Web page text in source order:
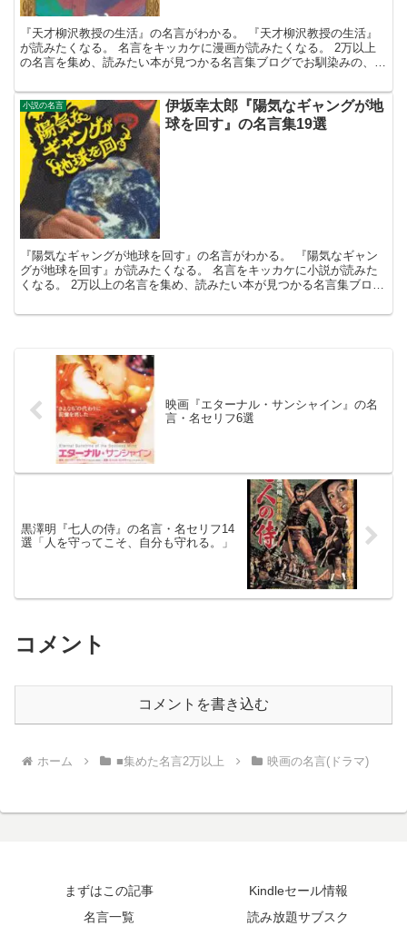
『天才柳沢教授の生活』の名言がわかる。 『天才柳沢教授の生活』
が読みたくなる。 名言をキッカケに漫画が読みたくなる。 2万以上
の名言を集め、読みたい本が見つかる名言集ブログでお馴染みの、名
小説の名言
伊坂幸太郎『陽気なギャングが地
球を回す』の名言集19選
『陽気なギャングが地球を回す』の名言がわかる。 『陽気なギャン
グが地球を回す』が読みたくなる。 名言をキッカケに小説が読みた
くなる。 2万以上の名言を集め、読みたい本が見つかる名言集ブログ
映画『エターナル・サンシャイン』の名
言・名セリフ6選
黒澤明『七人の侍』の名言・名セリフ14
選「人を守ってこそ、自分も守れる。」
コメント
コメントを書き込む
ホーム ■集めた名言2万以上 映画の名言(ドラマ)
まずはこの記事
Kindleセール情報
名言一覧
読み放題サブスク